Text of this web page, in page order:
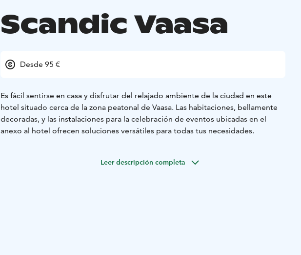
Scandic Vaasa
Desde 95 €
Es fácil sentirse en casa y disfrutar del relajado ambiente de la ciudad en este
hotel situado cerca de la zona peatonal de Vaasa. Las habitaciones, bellamente
decoradas, y las instalaciones para la celebración de eventos ubicadas en el
anexo al hotel ofrecen soluciones versátiles para todas tus necesidades.
Leer descripción completa